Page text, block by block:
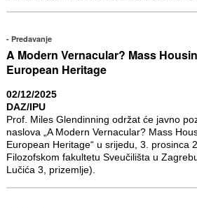
Predavanje
A Modern Vernacular? Mass
European Heritage
02/12/2025
DAZ/IPU
Prof. Miles Glendinning održat će javno
naslova „A Modern Vernacular? Mass
European Heritage“ u srijedu, 3. prosinca
Filozofskom fakultetu Sveučilišta u
Lučića 3, prizemlje).